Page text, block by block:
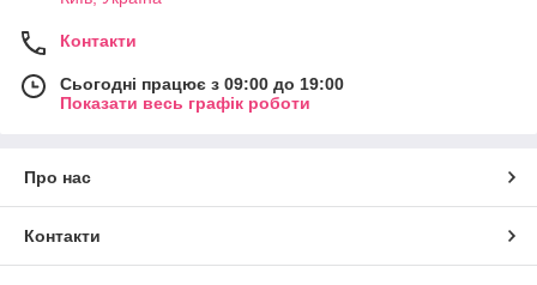
Контакти
Сьогодні працює з 09:00 до 19:00
Показати весь графік роботи
Про нас
Контакти